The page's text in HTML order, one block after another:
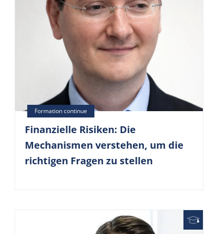
Finanzielle Risiken: Die
Mechanismen verstehen, um die
richtigen Fragen zu stellen